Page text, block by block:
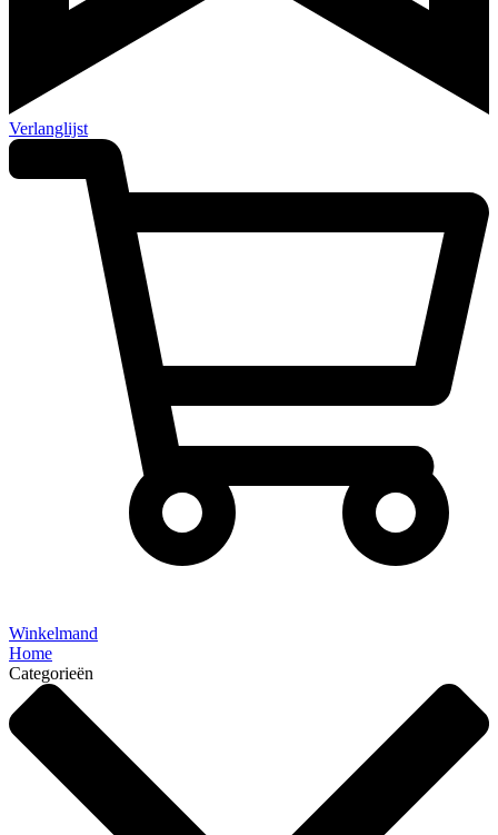
Verlanglijst
Winkelmand
Home
Categorieën